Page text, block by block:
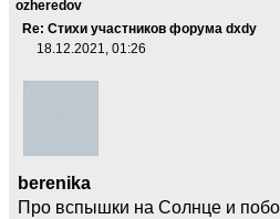
ozheredov
Re: Стихи участников форума dxdy
18.12.2021, 01:26
berenika
Про вспышки на Солнце и